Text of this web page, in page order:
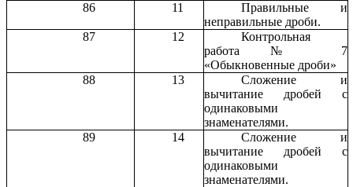
86
11
Правильные и
неправильные дроби.
87
12
Контрольная
работа № 7
«Обыкновенные дроби»
88
13
Сложение и
вычитание дробей с
одинаковыми
знаменателями.
89
14
Сложение и
вычитание дробей с
одинаковыми
знаменателями.